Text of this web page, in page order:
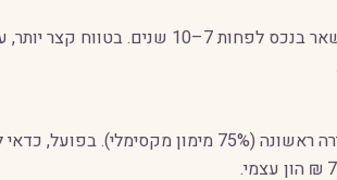
בדרך כלל, קנייה משתלמת יותר